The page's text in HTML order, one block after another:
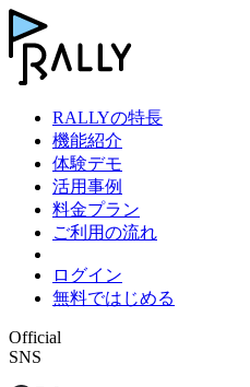
RALLYの特長
機能紹介
体験デモ
活用事例
料金プラン
ご利用の流れ
ログイン
無料ではじめる
Official
SNS